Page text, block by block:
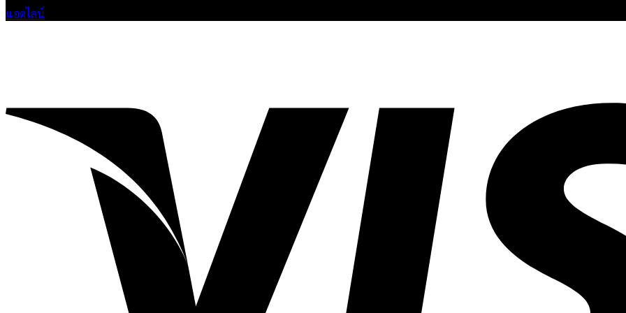
แอดไลน์